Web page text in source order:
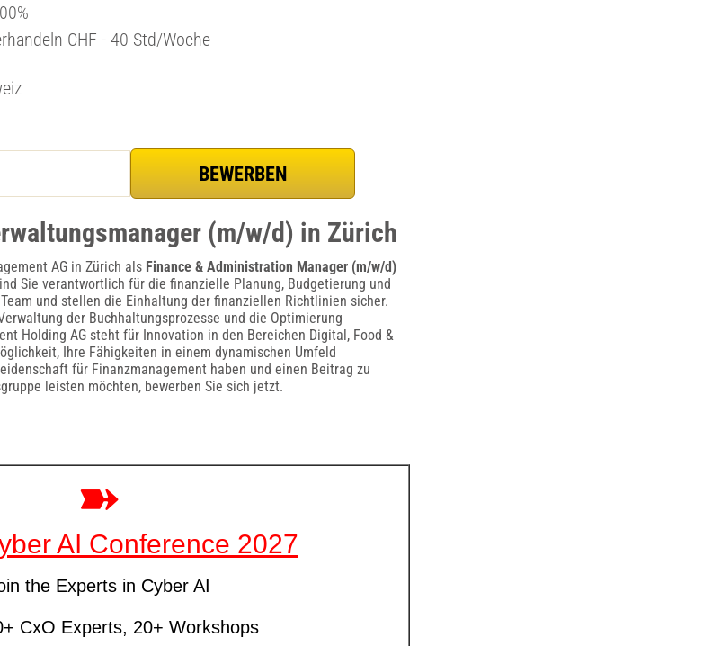
CHF - 40 Std/Woche
(m/w/d) in Zürich
AG in Zürich als Finance & Administration Manager (m/w/d)
Sie verantwortlich für die finanzielle Planung, Budgetierung und
und stellen die Einhaltung der finanziellen Richtlinien sicher.
der Buchhaltungsprozesse und die Optimierung
Holding AG steht für Innovation in den Bereichen Digital, Food &
Ihre Fähigkeiten in einem dynamischen Umfeld
für Finanzmanagement haben und einen Beitrag zu
leisten möchten, bewerben Sie sich jetzt.